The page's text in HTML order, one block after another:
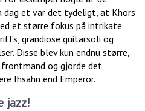
et var det tydeligt, at Khors
et større fokus på intrikate
grandiose guitarsoli og
Disse blev kun endnu større,
og gjorde det
Ihsahn end Emperor.
jazz!